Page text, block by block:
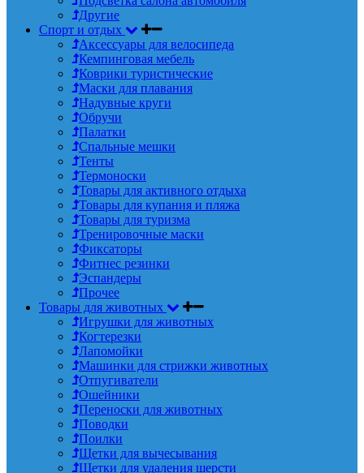
Другие
Спорт и отдых
Аксессуары для велосипеда
Кемпинговая мебель
Коврики туристические
Маски для плавания
Надувные круги
Обручи
Палатки
Спальные мешки
Тенты
Термоноски
Товары для активного отдыха
Товары для купания и пляжа
Товары для туризма
Тренировочные маски
Фиксаторы
Фитнес резинки
Эспандеры
Прочее
Товары для животных
Игрушки для животных
Когтерезки
Лапомойки
Машинки для стрижки животных
Отпугиватели
Ошейники
Переноски для животных
Поводки
Поилки
Щетки для вычесывания
Щетки для удаления шерсти